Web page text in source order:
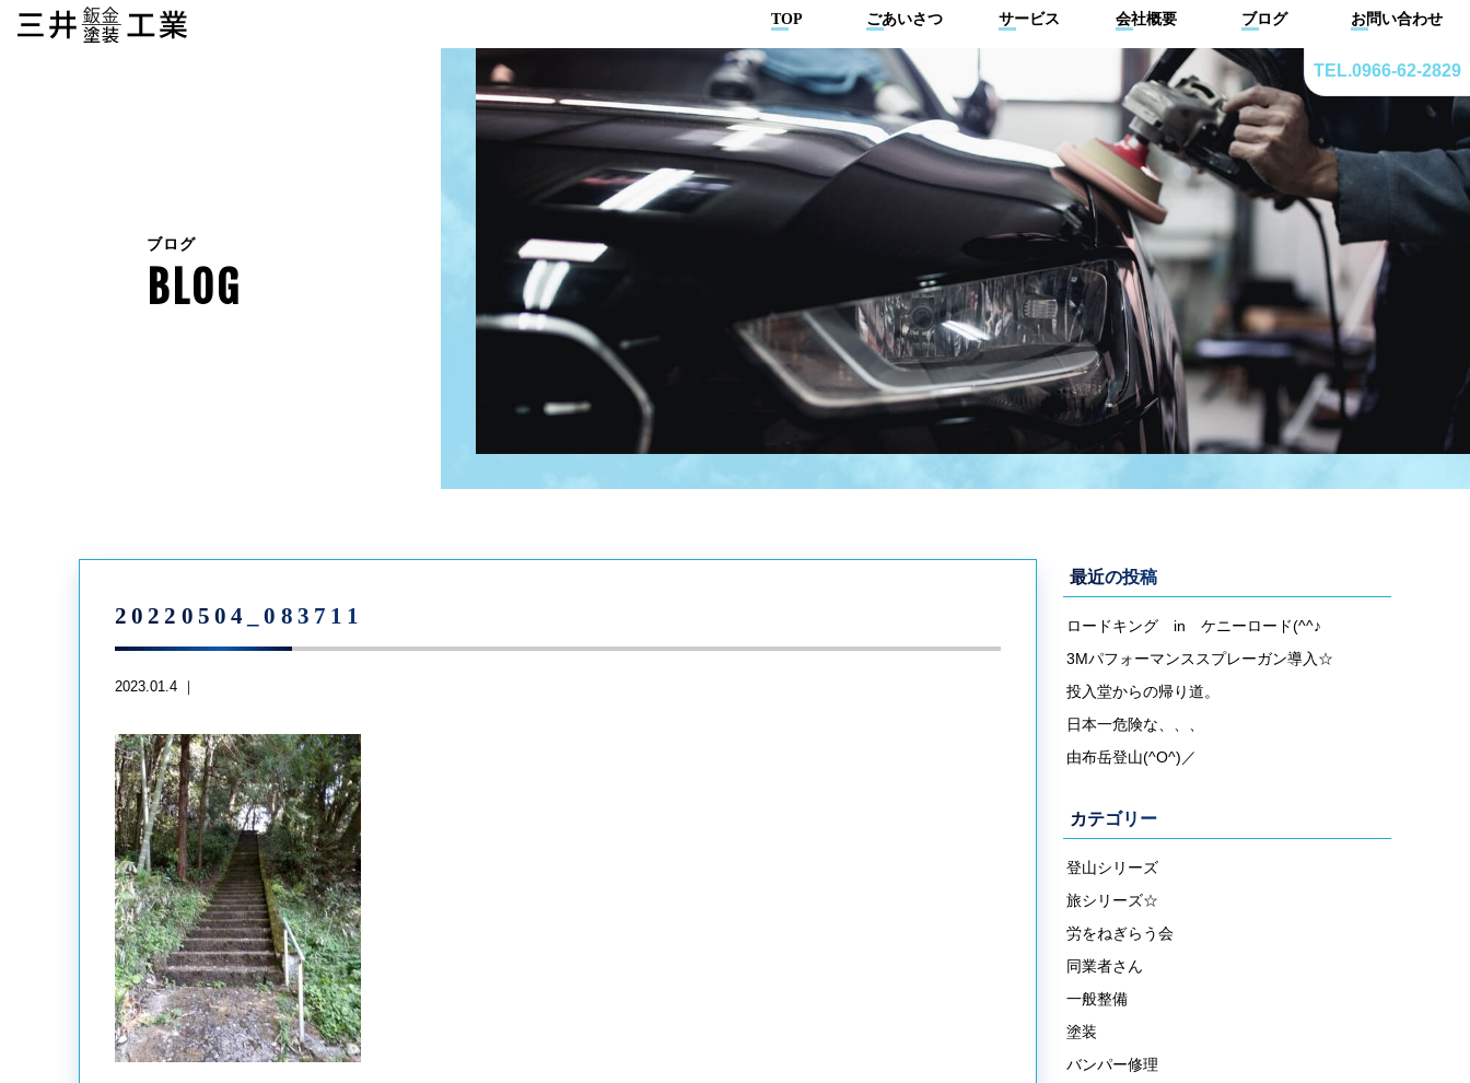
TEL.0966-62-2829
TOP ごあいさつ サービス 会社概要 ブログ お問い合わせ
ブログ
BLOG
20220504_083711
2023.01.4 ｜
最近の投稿
ロードキング in ケニーロード(^^♪
3Mパフォーマンススプレーガン導入☆
投入堂からの帰り道。
日本一危険な、、、
由布岳登山(^O^)／
カテゴリー
登山シリーズ
旅シリーズ☆
労をねぎらう会
同業者さん
一般整備
塗装
バンパー修理